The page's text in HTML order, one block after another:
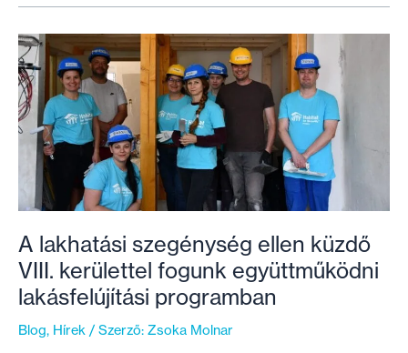
as
nagykövetes
adománygyűjtés
felújításai!
A lakhatási szegénység ellen küzdő
VIII. kerülettel fogunk együttműködni
lakásfelújítási programban
Blog, Hírek / Szerző: Zsoka Molnar